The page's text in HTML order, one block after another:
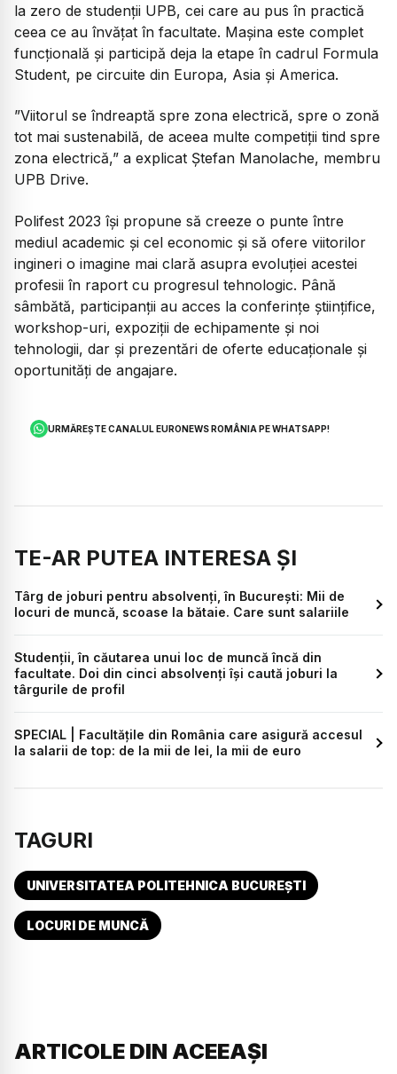
la zero de studenții UPB, cei care au pus în practică
ceea ce au învățat în facultate. Mașina este complet
funcțională și participă deja la etape în cadrul Formula
Student, pe circuite din Europa, Asia și America.
”Viitorul se îndreaptă spre zona electrică, spre o zonă
tot mai sustenabilă, de aceea multe competiții tind spre
zona electrică,” a explicat Ștefan Manolache, membru
UPB Drive.
Polifest 2023 își propune să creeze o punte între
mediul academic și cel economic și să ofere viitorilor
ingineri o imagine mai clară asupra evoluției acestei
profesii în raport cu progresul tehnologic. Până
sâmbătă, participanții au acces la conferințe științifice,
workshop-uri, expoziții de echipamente și noi
tehnologii, dar și prezentări de oferte educaționale și
oportunități de angajare.
URMĂREȘTE CANALUL EURONEWS ROMÂNIA PE WHATSAPP!
TE-AR PUTEA INTERESA ȘI
Târg de joburi pentru absolvenți, în București: Mii de
locuri de muncă, scoase la bătaie. Care sunt salariile
Studenții, în căutarea unui loc de muncă încă din
facultate. Doi din cinci absolvenți își caută joburi la
târgurile de profil
SPECIAL | Facultățile din România care asigură accesul
la salarii de top: de la mii de lei, la mii de euro
TAGURI
UNIVERSITATEA POLITEHNICA BUCUREȘTI
LOCURI DE MUNCĂ
ARTICOLE DIN ACEEAȘI